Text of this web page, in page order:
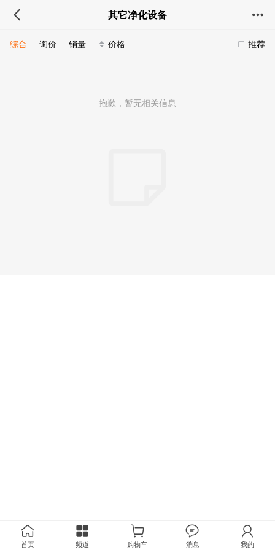
其它净化设备
推荐
综合 询价 销量 价格
抱歉，暂无相关信息
首页 频道 购物车 消息 我的